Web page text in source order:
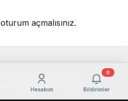
oturum açmalısınız.
Hesabım Bildirimler
0